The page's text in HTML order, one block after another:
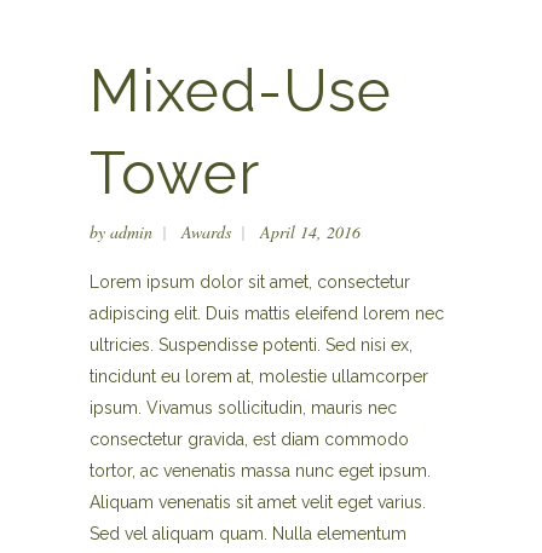
Mixed-Use
Tower
by admin Awards April 14, 2016
Lorem ipsum dolor sit amet, consectetur
adipiscing elit. Duis mattis eleifend lorem nec
ultricies. Suspendisse potenti. Sed nisi ex,
tincidunt eu lorem at, molestie ullamcorper
ipsum. Vivamus sollicitudin, mauris nec
consectetur gravida, est diam commodo
tortor, ac venenatis massa nunc eget ipsum.
Aliquam venenatis sit amet velit eget varius.
Sed vel aliquam quam. Nulla elementum